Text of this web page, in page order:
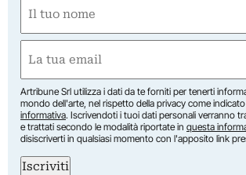
(Required)
(Required)
Artribune Srl utilizza i dati da te forniti per tenerti
mondo dell'arte, nel rispetto della privacy come indicato
informativa. Iscrivendoti i tuoi dati personali verranno
e trattati secondo le modalità riportate in questa
disiscriverti in qualsiasi momento con l'apposito link
Iscriviti